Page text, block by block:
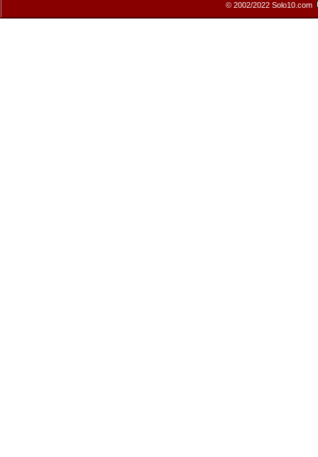
© 2002/2022 Solo10.com